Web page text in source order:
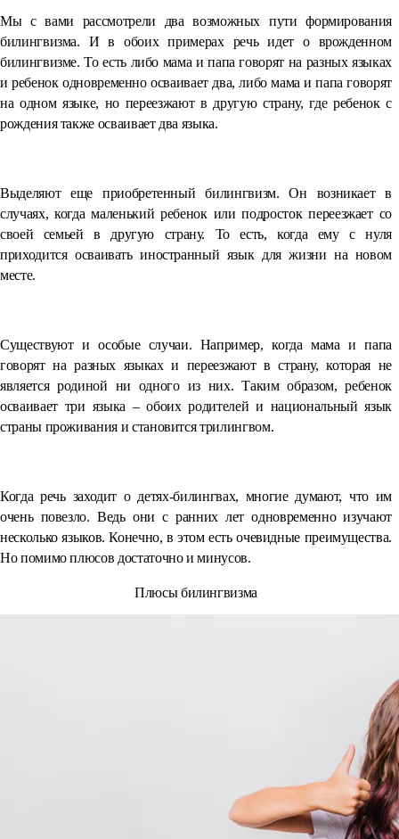
Мы с вами рассмотрели два возможных пути формирования
билингвизма. И в обоих примерах речь идет о врожденном
билингвизме. То есть либо мама и папа говорят на разных языках
и ребенок одновременно осваивает два, либо мама и папа говорят
на одном языке, но переезжают в другую страну, где ребенок с
рождения также осваивает два языка.
Выделяют еще приобретенный билингвизм. Он возникает в
случаях, когда маленький ребенок или подросток переезжает со
своей семьей в другую страну. То есть, когда ему с нуля
приходится осваивать иностранный язык для жизни на новом
месте.
Существуют и особые случаи. Например, когда мама и папа
говорят на разных языках и переезжают в страну, которая не
является родиной ни одного из них. Таким образом, ребенок
осваивает три языка – обоих родителей и национальный язык
страны проживания и становится трилингвом.
Когда речь заходит о детях-билингвах, многие думают, что им
очень повезло. Ведь они с ранних лет одновременно изучают
несколько языков. Конечно, в этом есть очевидные преимущества.
Но помимо плюсов достаточно и минусов.
Плюсы билингвизма